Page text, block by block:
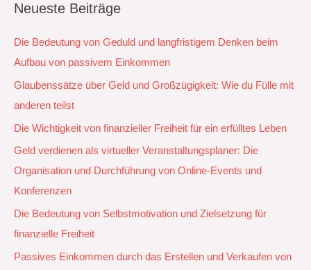
Neueste Beiträge
Die Bedeutung von Geduld und langfristigem Denken beim
Aufbau von passivem Einkommen
Glaubenssätze über Geld und Großzügigkeit: Wie du Fülle mit
anderen teilst
Die Wichtigkeit von finanzieller Freiheit für ein erfülltes Leben
Geld verdienen als virtueller Veranstaltungsplaner: Die
Organisation und Durchführung von Online-Events und
Konferenzen
Die Bedeutung von Selbstmotivation und Zielsetzung für
finanzielle Freiheit
Passives Einkommen durch das Erstellen und Verkaufen von